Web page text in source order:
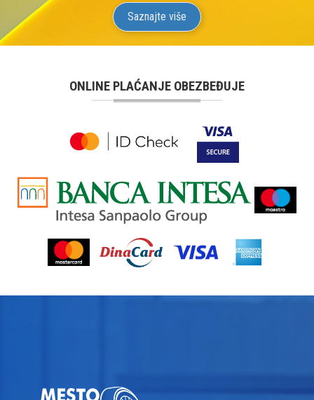
Saznajte više
ONLINE PLAĆANJE OBEZBEĐUJE